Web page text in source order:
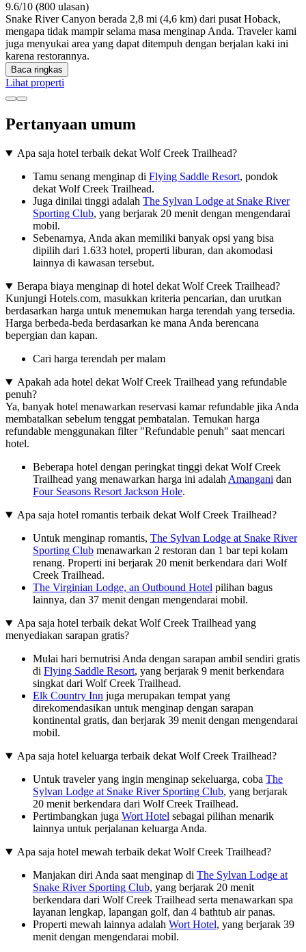
9.6/10 (800 ulasan)
Snake River Canyon berada 2,8 mi (4,6 km) dari pusat Hoback,
mengapa tidak mampir selama masa menginap Anda. Traveler kami
juga menyukai area yang dapat ditempuh dengan berjalan kaki ini
karena restorannya.
Baca ringkas
Lihat properti
Pertanyaan umum
Apa saja hotel terbaik dekat Wolf Creek Trailhead?
Tamu senang menginap di Flying Saddle Resort, pondok
dekat Wolf Creek Trailhead.
Juga dinilai tinggi adalah The Sylvan Lodge at Snake River
Sporting Club, yang berjarak 20 menit dengan mengendarai
mobil.
Sebenarnya, Anda akan memiliki banyak opsi yang bisa
dipilih dari 1.633 hotel, properti liburan, dan akomodasi
lainnya di kawasan tersebut.
Berapa biaya menginap di hotel dekat Wolf Creek Trailhead?
Kunjungi Hotels.com, masukkan kriteria pencarian, dan urutkan
berdasarkan harga untuk menemukan harga terendah yang tersedia.
Harga berbeda-beda berdasarkan ke mana Anda berencana
bepergian dan kapan.
Cari harga terendah per malam
Apakah ada hotel dekat Wolf Creek Trailhead yang refundable
penuh?
Ya, banyak hotel menawarkan reservasi kamar refundable jika Anda
membatalkan sebelum tenggat pembatalan. Temukan harga
refundable menggunakan filter "Refundable penuh" saat mencari
hotel.
Beberapa hotel dengan peringkat tinggi dekat Wolf Creek
Trailhead yang menawarkan harga ini adalah Amangani dan
Four Seasons Resort Jackson Hole.
Apa saja hotel romantis terbaik dekat Wolf Creek Trailhead?
Untuk menginap romantis, The Sylvan Lodge at Snake River
Sporting Club menawarkan 2 restoran dan 1 bar tepi kolam
renang. Properti ini berjarak 20 menit berkendara dari Wolf
Creek Trailhead.
The Virginian Lodge, an Outbound Hotel pilihan bagus
lainnya, dan 37 menit dengan mengendarai mobil.
Apa saja hotel terbaik dekat Wolf Creek Trailhead yang
menyediakan sarapan gratis?
Mulai hari bernutrisi Anda dengan sarapan ambil sendiri gratis
di Flying Saddle Resort, yang berjarak 9 menit berkendara
singkat dari Wolf Creek Trailhead.
Elk Country Inn juga merupakan tempat yang
direkomendasikan untuk menginap dengan sarapan
kontinental gratis, dan berjarak 39 menit dengan mengendarai
mobil.
Apa saja hotel keluarga terbaik dekat Wolf Creek Trailhead?
Untuk traveler yang ingin menginap sekeluarga, coba The
Sylvan Lodge at Snake River Sporting Club, yang berjarak
20 menit berkendara dari Wolf Creek Trailhead.
Pertimbangkan juga Wort Hotel sebagai pilihan menarik
lainnya untuk perjalanan keluarga Anda.
Apa saja hotel mewah terbaik dekat Wolf Creek Trailhead?
Manjakan diri Anda saat menginap di The Sylvan Lodge at
Snake River Sporting Club, yang berjarak 20 menit
berkendara dari Wolf Creek Trailhead serta menawarkan spa
layanan lengkap, lapangan golf, dan 4 bathtub air panas.
Properti mewah lainnya adalah Wort Hotel, yang berjarak 39
menit dengan mengendarai mobil.